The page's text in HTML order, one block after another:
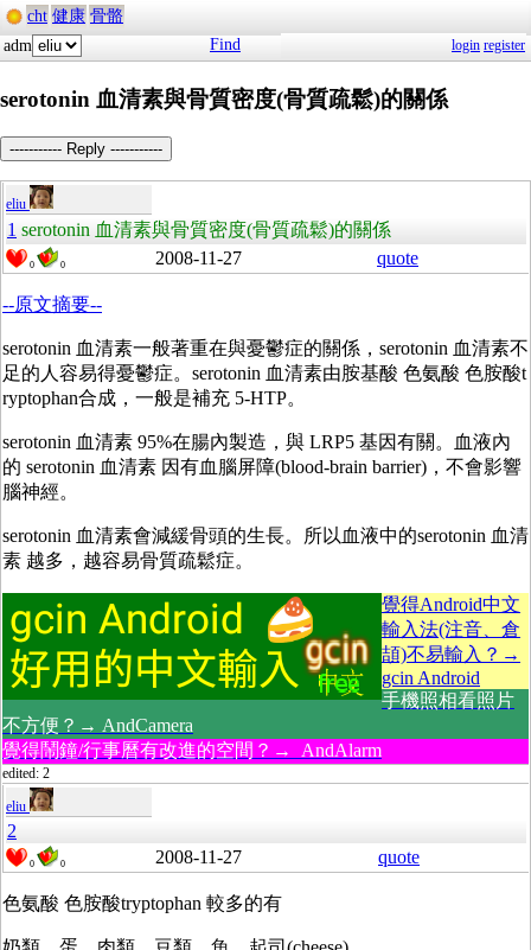
cht 健康 骨骼
adm
Find login register
serotonin 血清素與骨質密度(骨質疏鬆)的關係
----------- Reply -----------
eliu
1 serotonin 血清素與骨質密度(骨質疏鬆)的關係
0 0 2008-11-27 quote
--原文摘要--
serotonin 血清素一般著重在與憂鬱症的關係，serotonin 血清素不
足的人容易得憂鬱症。serotonin 血清素由胺基酸 色氨酸 色胺酸t
ryptophan合成，一般是補充 5-HTP。
serotonin 血清素 95%在腸內製造，與 LRP5 基因有關。血液內
的 serotonin 血清素 因有血腦屏障(blood-brain barrier)，不會影響
腦神經。
serotonin 血清素會減緩骨頭的生長。所以血液中的serotonin 血清
素 越多，越容易骨質疏鬆症。
覺得Android中文
輸入法(注音、倉
頡)不易輸入？→
gcin Android
手機照相看照片
不方便？→ AndCamera
覺得鬧鐘/行事曆有改進的空間？→ AndAlarm
edited: 2
eliu
2
0 0 2008-11-27 quote
色氨酸 色胺酸tryptophan 較多的有